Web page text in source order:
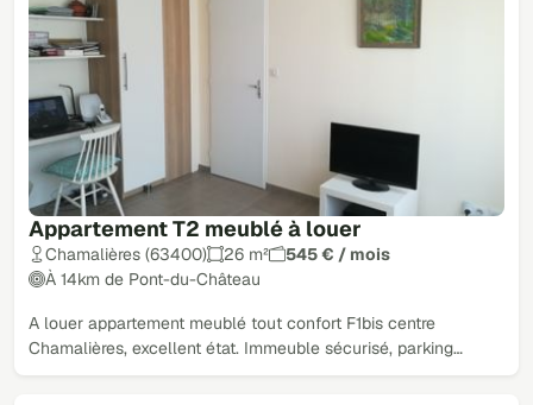
Appartement T2 meublé à louer
Chamalières (63400) 26 m²
545 € / mois
À 14km de Pont-du-Château
A louer appartement meublé tout confort F1bis centre
Chamalières, excellent état. Immeuble sécurisé, parking…